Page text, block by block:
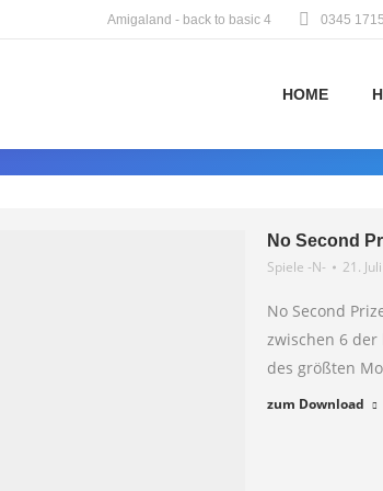
Amigaland - back to basic 4 0345
HOME
No Second
Spiele -N-
21.
No Second
zwischen 6
des größten
zum Download